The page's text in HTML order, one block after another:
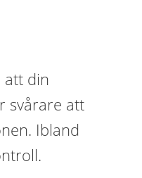
att din
svårare att
Ibland